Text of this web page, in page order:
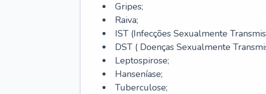
Gripes;
Raiva;
IST (Infecções Sexualmente
DST ( Doenças Sexualmente
Leptospirose;
Hanseníase;
Tuberculose;